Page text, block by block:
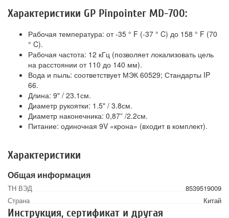
Характеристики GP Pinpointer MD-700:
Рабочая температура: от -35 ° F (-37 ° C) до 158 ° F (70
° C).
Рабочая частота: 12 кГц (позволяет локализовать цель
на расстоянии от 110 до 140 мм).
Вода и пыль: соответствует МЭК 60529; Стандарты IP
66.
Длина: 9" / 23.1см.
Диаметр рукоятки: 1.5" / 3.8см.
Диаметр наконечника: 0,87” /2.2см.
Питание: одиночная 9V «крона» (входит в комплект).
Характеристики
Общая информация
ТН ВЭД
8539519009
Страна
Китай
Инструкция, сертификат и другая